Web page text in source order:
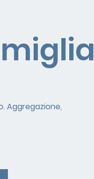
Aggregazione,